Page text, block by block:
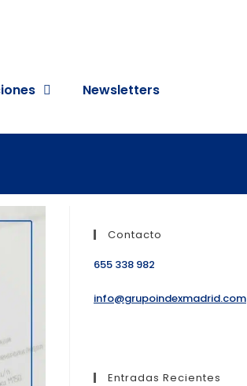
Newsletters
Contacto
655 338 982
info@grupoindexmadrid.com
Entradas Recientes